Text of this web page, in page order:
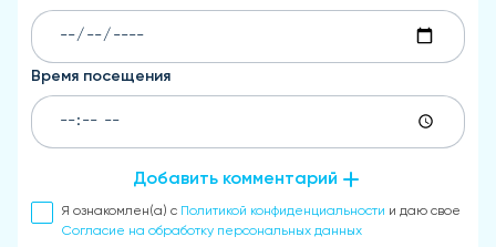
Время посещения
Добавить комментарий
Я ознакомлен(а) с Политикой конфиденциальности и даю свое
Согласие на обработку персональных данных